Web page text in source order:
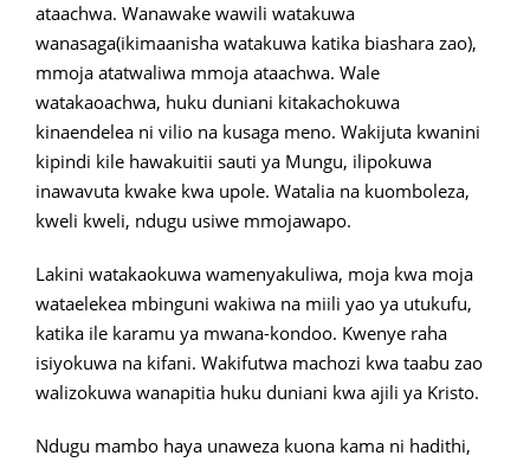
ataachwa. Wanawake wawili watakuwa
wanasaga(ikimaanisha watakuwa katika biashara zao),
mmoja atatwaliwa mmoja ataachwa. Wale
watakaoachwa, huku duniani kitakachokuwa
kinaendelea ni vilio na kusaga meno. Wakijuta kwanini
kipindi kile hawakuitii sauti ya Mungu, ilipokuwa
inawavuta kwake kwa upole. Watalia na kuomboleza,
kweli kweli, ndugu usiwe mmojawapo.
Lakini watakaokuwa wamenyakuliwa, moja kwa moja
wataelekea mbinguni wakiwa na miili yao ya utukufu,
katika ile karamu ya mwana-kondoo. Kwenye raha
isiyokuwa na kifani. Wakifutwa machozi kwa taabu zao
walizokuwa wanapitia huku duniani kwa ajili ya Kristo.
Ndugu mambo haya unaweza kuona kama ni hadithi,